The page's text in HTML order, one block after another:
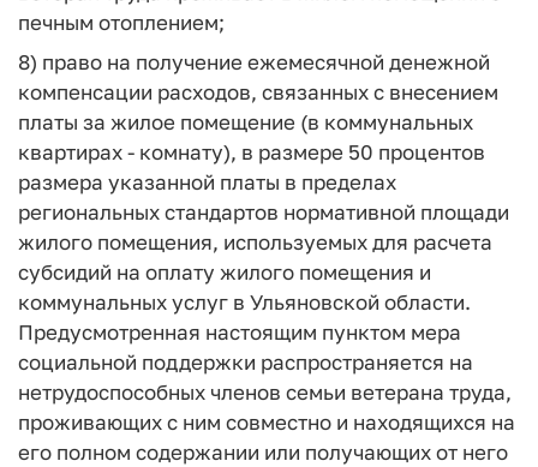
печным отоплением;
8) право на получение ежемесячной денежной
компенсации расходов, связанных с внесением
платы за жилое помещение (в коммунальных
квартирах - комнату), в размере 50 процентов
размера указанной платы в пределах
региональных стандартов нормативной площади
жилого помещения, используемых для расчета
субсидий на оплату жилого помещения и
коммунальных услуг в Ульяновской области.
Предусмотренная настоящим пунктом мера
социальной поддержки распространяется на
нетрудоспособных членов семьи ветерана труда,
проживающих с ним совместно и находящихся на
его полном содержании или получающих от него